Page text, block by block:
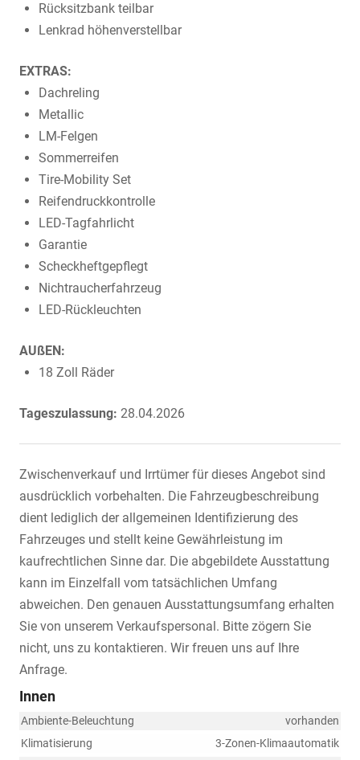
Rücksitzbank teilbar
Lenkrad höhenverstellbar
EXTRAS:
Dachreling
Metallic
LM-Felgen
Sommerreifen
Tire-Mobility Set
Reifendruckkontrolle
LED-Tagfahrlicht
Garantie
Scheckheftgepflegt
Nichtraucherfahrzeug
LED-Rückleuchten
AUßEN:
18 Zoll Räder
Tageszulassung: 28.04.2026
Zwischenverkauf und Irrtümer für dieses Angebot sind
ausdrücklich vorbehalten. Die Fahrzeugbeschreibung
dient lediglich der allgemeinen Identifizierung des
Fahrzeuges und stellt keine Gewährleistung im
kaufrechtlichen Sinne dar. Die abgebildete Ausstattung
kann im Einzelfall vom tatsächlichen Umfang
abweichen. Den genauen Ausstattungsumfang erhalten
Sie von unserem Verkaufspersonal. Bitte zögern Sie
nicht, uns zu kontaktieren. Wir freuen uns auf Ihre
Anfrage.
Innen
Ambiente-Beleuchtung
vorhanden
Klimatisierung
3-Zonen-Klimaautomatik